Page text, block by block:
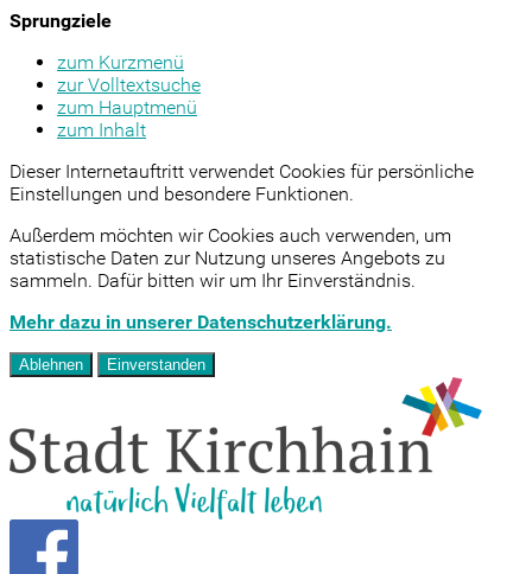
Sprungziele
zum Kurzmenü
zur Volltextsuche
zum Hauptmenü
zum Inhalt
Dieser Internetauftritt verwendet Cookies für persönliche
Einstellungen und besondere Funktionen.
Außerdem möchten wir Cookies auch verwenden, um
statistische Daten zur Nutzung unseres Angebots zu
sammeln. Dafür bitten wir um Ihr Einverständnis.
Mehr dazu in unserer Datenschutzerklärung.
Ablehnen Einverstanden